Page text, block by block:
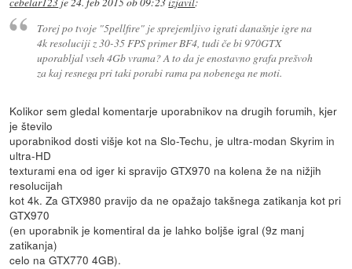
Torej po tvoje "5pellfire" je sprejemljivo igrati današnje igre na
4k resoluciji z 30-35 FPS primer BF4, tudi če bi 970GTX
uporabljal vseh 4Gb vrama? A to da je enostavno grafa prešvoh
za kaj resnega pri taki porabi rama pa nobenega ne moti.
Kolikor sem gledal komentarje uporabnikov na drugih forumih, kjer
je število
uporabnikod dosti višje kot na Slo-Techu, je ultra-modan Skyrim in
ultra-HD
texturami ena od iger ki spravijo GTX970 na kolena že na nižjih
resolucijah
kot 4k. Za GTX980 pravijo da ne opažajo takšnega zatikanja kot pri
GTX970
(en uporabnik je komentiral da je lahko boljše igral (9z manj
zatikanja)
celo na GTX770 4GB).